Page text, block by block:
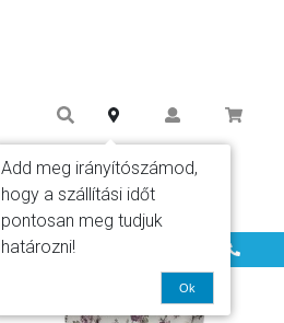
Add meg irányítószámod,
hogy a szállítási időt
pontosan meg tudjuk
határozni!
Ok